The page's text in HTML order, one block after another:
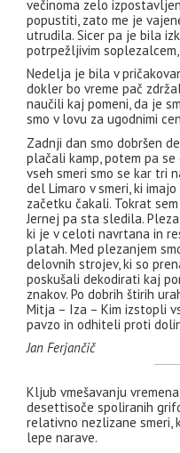
večinoma zelo
popustiti, zato me je
utrudila. Sicer pa je bila
potrpežljivim
Nedelja je bila v
dokler bo vreme pač
naučili kaj pomeni, da je
smo v lovu za ugodnimi
Zadnji dan smo dobršen
plačali kamp, potem pa
vseh smeri smo se kar tri
del Limaro v smeri, ki
začetku čakali. Tokrat
Jernej pa sta sledila.
ki je v celoti navrtana in
platah. Med plezanjem
delovnih strojev, ki so
poskušali dekodirati kaj
znakov. Po dobrih štirih
Mitja – Iza – Kim izstopli
pavzo in odhiteli proti
Jan Ferjančič
Kljub vmešavanju
desettisoče spoliranih
relativno nezlizane smeri,
lepe narave.